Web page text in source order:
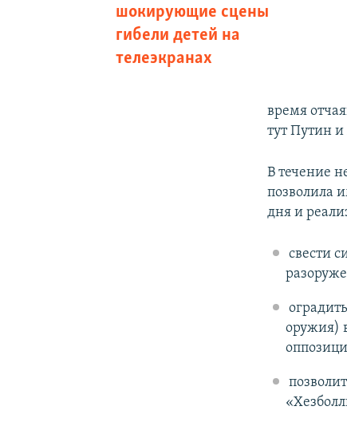
шокирующие сцены
гибели детей на
телеэкранах
время
тут Путин
В течение
позволила
дня и
свести
оружия)